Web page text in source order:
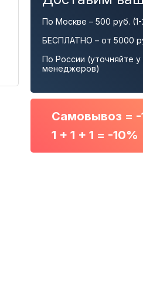
По Москве – 500 руб.
БЕСПЛАТНО – от 5000
По России (уточняйте у
менеджеров)
Самовывоз = -
1 + 1 + 1 = -10%